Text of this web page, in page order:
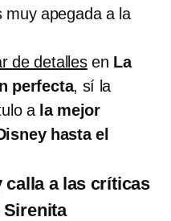
muy apegada a la
de detallesen La
perfecta, sí la
a la mejor
hasta el
calla a las críticas
Sirenita